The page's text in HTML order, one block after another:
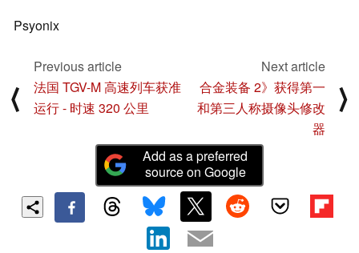
Psyonix
⟨
Previous article
法国 TGV-M 高速列车获准
运行 - 时速 320 公里
Next article
合金装备 2》获得第一
和第三人称摄像头修改
器
⟩
Add as a preferred
source on Google